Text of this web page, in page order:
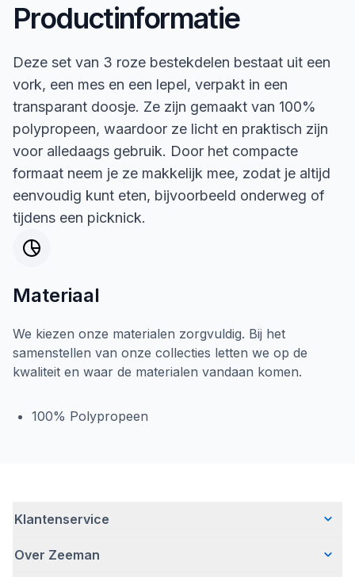
Productinformatie
Deze set van 3 roze bestekdelen bestaat uit een
vork, een mes en een lepel, verpakt in een
transparant doosje. Ze zijn gemaakt van 100%
polypropeen, waardoor ze licht en praktisch zijn
voor alledaags gebruik. Door het compacte
formaat neem je ze makkelijk mee, zodat je altijd
eenvoudig kunt eten, bijvoorbeeld onderweg of
tijdens een picknick.
Materiaal
We kiezen onze materialen zorgvuldig. Bij het
samenstellen van onze collecties letten we op de
kwaliteit en waar de materialen vandaan komen.
100% Polypropeen
Klantenservice
Veelgestelde vragen
Over Zeeman